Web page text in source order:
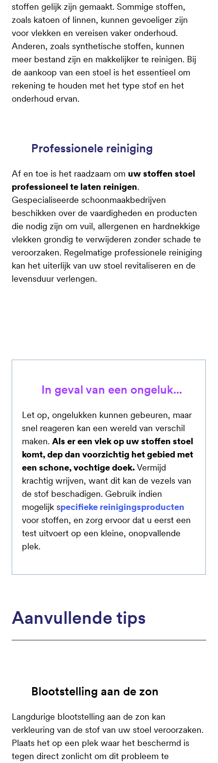
stoffen gelijk zijn gemaakt. Sommige stoffen,
zoals katoen of linnen, kunnen gevoeliger zijn
voor vlekken en vereisen vaker onderhoud.
Anderen, zoals synthetische stoffen, kunnen
meer bestand zijn en makkelijker te reinigen. Bij
de aankoop van een stoel is het essentieel om
rekening te houden met het type stof en het
onderhoud ervan.
Professionele reiniging
Af en toe is het raadzaam om uw stoffen stoel
professioneel te laten reinigen.
Gespecialiseerde schoonmaakbedrijven
beschikken over de vaardigheden en producten
die nodig zijn om vuil, allergenen en hardnekkige
vlekken grondig te verwijderen zonder schade te
veroorzaken. Regelmatige professionele reiniging
kan het uiterlijk van uw stoel revitaliseren en de
levensduur verlengen.
In geval van een ongeluk...
Let op, ongelukken kunnen gebeuren, maar
snel reageren kan een wereld van verschil
maken.Als er een vlek op uw stoffen stoel
komt, dep dan voorzichtig het gebied met
een schone, vochtige doek.Vermijd
krachtig wrijven, want dit kan de vezels van
de stof beschadigen. Gebruik indien
mogelijk specifieke reinigingsproducten
voor stoffen, en zorg ervoor dat u eerst een
test uitvoert op een kleine, onopvallende
plek.
Aanvullende tips
Blootstelling aan de zon
Langdurige blootstelling aan de zon kan
verkleuring van de stof van uw stoel veroorzaken.
Plaats het op een plek waar het beschermd is
tegen direct zonlicht om dit probleem te